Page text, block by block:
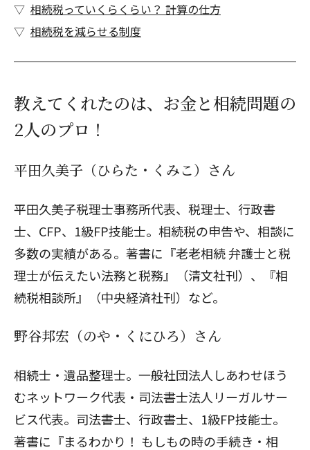
相続税っていくらくらい？ 計算の仕方
相続税を減らせる制度
教えてくれたのは、お金と相続問題の
2人のプロ！
平田久美子（ひらた・くみこ）さん
平田久美子税理士事務所代表、税理士、行政書
士、CFP、1級FP技能士。相続税の申告や、相談に
多数の実績がある。著書に『老老相続 弁護士と税
理士が伝えたい法務と税務』（清文社刊）、『相
続税相談所』（中央経済社刊）など。
野谷邦宏（のや・くにひろ）さん
相続士・遺品整理士。一般社団法人しあわせほう
むネットワーク代表・司法書士法人リーガルサー
ビス代表。司法書士、行政書士、1級FP技能士。
著書に『まるわかり！ もしもの時の手続き・相